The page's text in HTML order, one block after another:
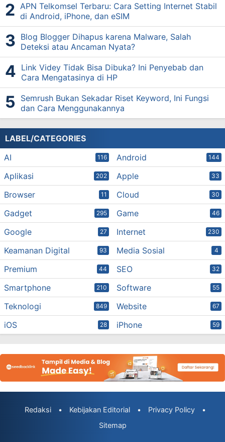
APN Telkomsel Terbaru: Cara Setting Internet Stabil
di Android, iPhone, dan eSIM
Blog Blogger Dihapus karena Malware, Salah
Deteksi atau Ancaman Nyata?
Link Videy Tidak Bisa Dibuka? Ini Penyebab dan
Cara Mengatasinya di HP
Semrush Bukan Sekadar Riset Keyword, Ini Fungsi
dan Cara Menggunakannya
LABEL/CATEGORIES
AI
116 Android 144
Aplikasi 202 Apple 33
Browser 11 Cloud 30
Gadget 295 Game 46
Google 27 Internet 230
Keamanan Digital 93 Media Sosial 4
Premium 44 SEO 32
Smartphone 210 Software 55
Teknologi 849 Website 67
iOS 28 iPhone 59
Redaksi • Kebijakan Editorial • Privacy Policy
•
Sitemap